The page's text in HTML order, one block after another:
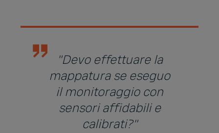
"Devo effettuare la
mappatura se eseguo
il monitoraggio con
sensori affidabili e
calibrati?"